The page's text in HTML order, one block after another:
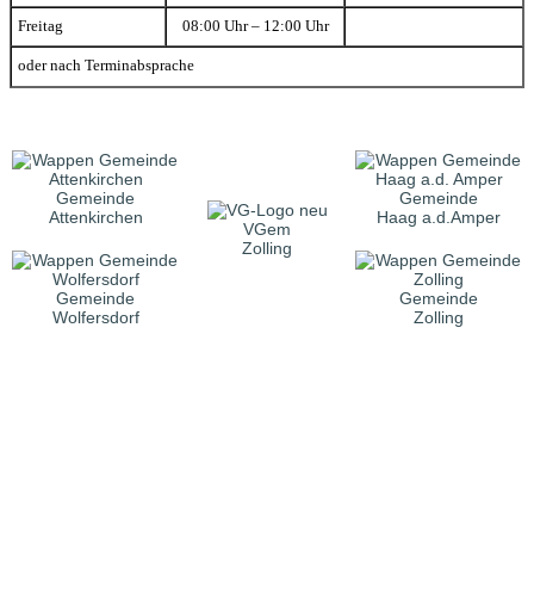
Freitag 08:00 Uhr – 12:00 Uhr
oder nach Terminabsprache
Gemeinde
Attenkirchen
VGem
Zolling
Gemeinde
Haag a.d.Amper
Gemeinde
Wolfersdorf
Gemeinde
Zolling